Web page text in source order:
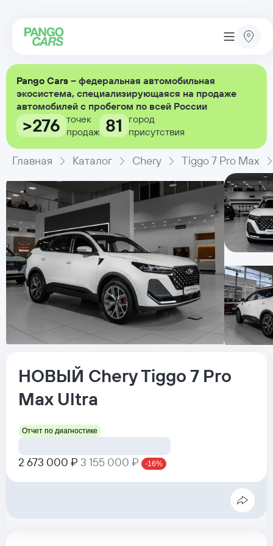
Pango Cars – федеральная автомобильная
экосистема, специализирующаяся на продаже
автомобилей с пробегом по всей России
>276 точек
продаж 81
город
присутствия
Главная Каталог Chery Tiggo 7 Pro Max
НОВЫЙ CheryTiggo 7 Pro
Max Ultra
Отчет по диагностике
2 673 000 ₽ 3 155 000 ₽ -16%